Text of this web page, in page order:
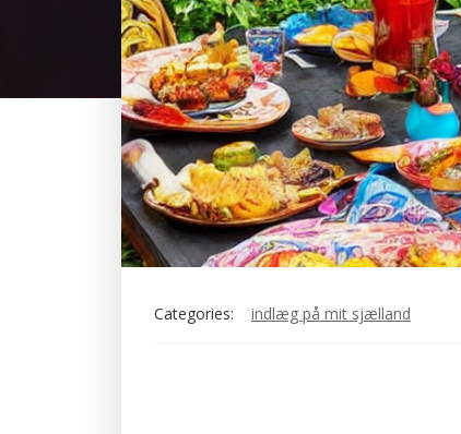
Categories: indlæg på mit sjælland